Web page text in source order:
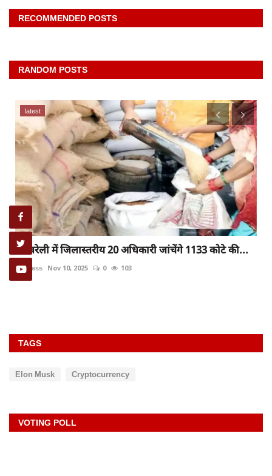
RECOMMENDED POSTS
RANDOM POSTS
latest
रायबरेली में जिलास्तरीय 20 अधिकारी जांचेंगे 1133 कोटे की...
rexpress Nov 10, 2025 0 103
TAGS
Elon Musk Cryptocurrency
VOTING POLL